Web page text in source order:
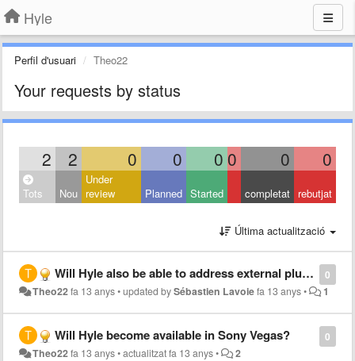
Hyle
Perfil d'usuari Theo22
Your requests by status
2 2 0 0 0 0 0 0
Tots Nou
Under
review
Planned Started completat rebutjat
Última actualització
0
Will Hyle also be able to address external plugins like the Red Giant plugins in After Effects?
Theo22fa 13 anys•updated bySébastien Lavoiefa 13 anys• 1
0
Will Hyle become available in Sony Vegas?
Theo22fa 13 anys•actualitzatfa 13 anys• 2